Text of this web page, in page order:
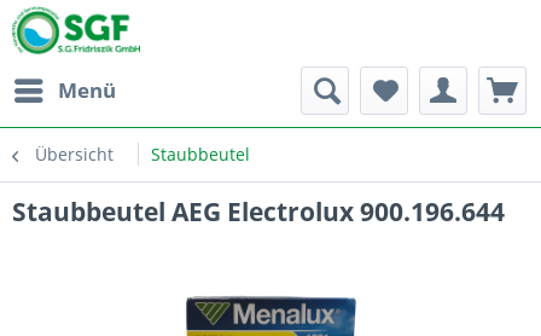
Menü
Übersicht Staubbeutel
Staubbeutel AEG Electrolux 900.196.644